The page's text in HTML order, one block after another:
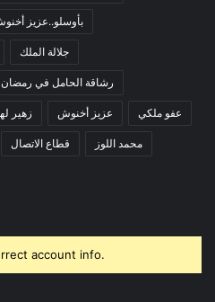
بأوسلو..عزيز
جلالة الملك
رشاقة الحامل في رمضان
زهير عزيز أخنوش عفو ملكي
قطاع الاتصال محمد اللوز
account info.